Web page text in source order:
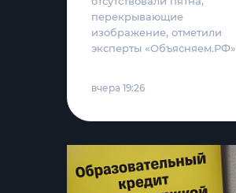
перекрывающие
изображение, отметили
эксперты «Объясняем.РФ»
вчера 19:26